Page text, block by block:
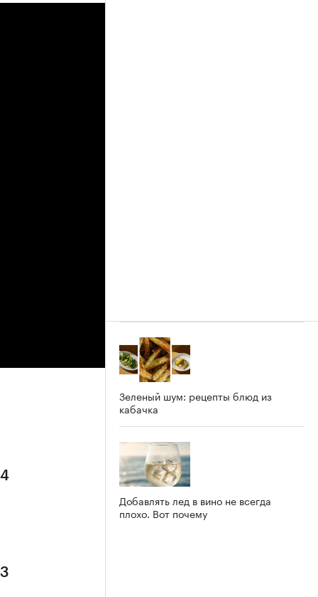
Зеленый шум: рецепты блюд из
кабачка
Добавлять лед в вино не всегда
плохо. Вот почему